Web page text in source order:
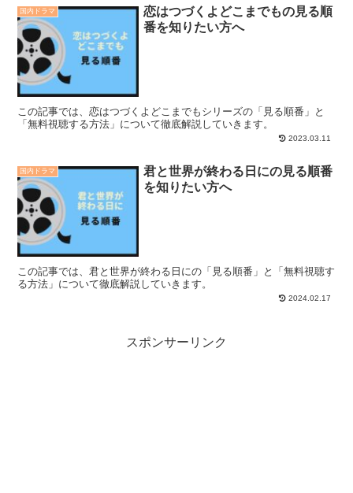
国内ドラマ
恋はつづくよどこまでもの見る順
番を知りたい方へ
この記事では、恋はつづくよどこまでもシリーズの「見る順番」と
「無料視聴する方法」について徹底解説していきます。
2023.03.11
国内ドラマ
君と世界が終わる日にの見る順番
を知りたい方へ
この記事では、君と世界が終わる日にの「見る順番」と「無料視聴す
る方法」について徹底解説していきます。
2024.02.17
スポンサーリンク